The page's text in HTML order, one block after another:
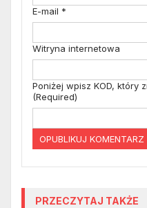
E-mail *
Witryna internetowa
Poniżej wpisz KOD, który
(Required)
PRZECZYTAJ TAKŻE